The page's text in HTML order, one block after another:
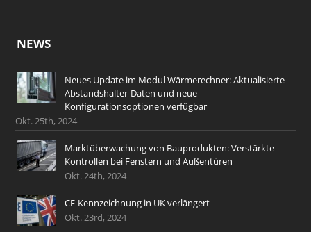
NEWS
Neues Update im Modul Wärmerechner: Aktualisierte
Abstandshalter-Daten und neue
Konfigurationsoptionen verfügbar
Okt. 25th, 2024
Marktüberwachung von Bauprodukten: Verstärkte
Kontrollen bei Fenstern und Außentüren
Okt. 24th, 2024
CE-Kennzeichnung in UK verlängert
Okt. 23rd, 2024